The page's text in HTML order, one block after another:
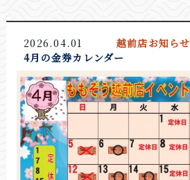
2026.04.01
越前店お知らせ
4月の金券カレンダー